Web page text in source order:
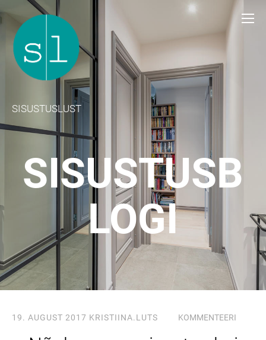
SISUSTUSLUST
SISUSTUSB
LOGI
19. AUGUST 2017 KRISTIINA.LUTS KOMMENTEERI